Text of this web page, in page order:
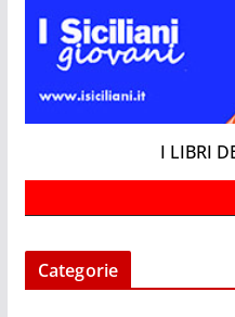
I LIBRI
Categorie